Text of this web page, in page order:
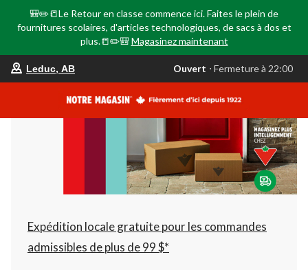
🎒✏️📒Le Retour en classe commence ici. Faites le plein de
fournitures scolaires, d'articles technologiques, de sacs à dos et
plus.📒✏️🎒 Magasinez maintenant
votre
est
AB,
Ouvert,
Fermeture
à
22:00
changer
Leduc, AB Ouvert ⋅ Fermeture à 22:00
Expédition locale gratuite pour les commandes
admissibles de plus de 99 $*